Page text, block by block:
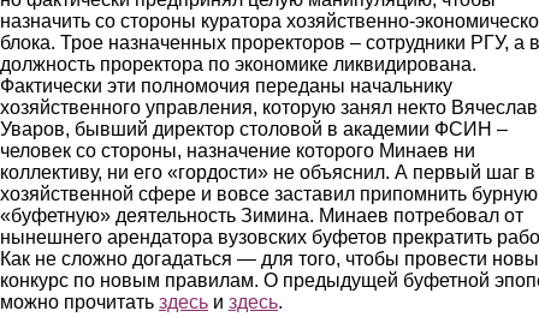
назначить со стороны куратора хозяйственно-
блока. Трое назначенных проректоров – сотрудники РГУ, а
должность проректора по экономике ликвидирована.
Фактически эти полномочия переданы начальнику
хозяйственного управления, которую занял некто Вячеслав
Уваров, бывший директор столовой в академии ФСИН –
человек со стороны, назначение которого Минаев ни
коллективу, ни его «гордости» не объяснил. А первый шаг в
хозяйственной сфере и вовсе заставил припомнить бурную
«буфетную» деятельность Зимина. Минаев потребовал от
нынешнего арендатора вузовских буфетов прекратить
Как не сложно догадаться — для того, чтобы провести
конкурс по новым правилам. О предыдущей буфетной
можно прочитать здесь и здесь.